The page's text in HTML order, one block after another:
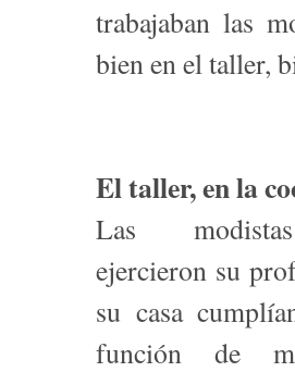
trabajaban las
bien en el taller,
El taller, en la
Las
ejercieron su
su casa
función de